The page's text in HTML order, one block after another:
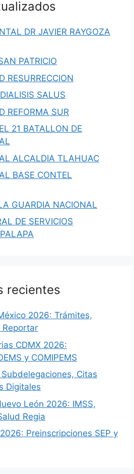
DR JAVIER RAYGOZA
PATRICIO
RESURRECCION
SALUS
REFORMA SUR
21 BATALLON DE
ALCALDIA TLAHUAC
BASE CONTEL
GUARDIA NACIONAL
DE SERVICIOS
recientes
2026: Trámites,
Reportar
CDMX 2026:
y COMIPEMS
Citas
Digitales
León 2026: IMSS,
Regia
Preinscripciones SEP y